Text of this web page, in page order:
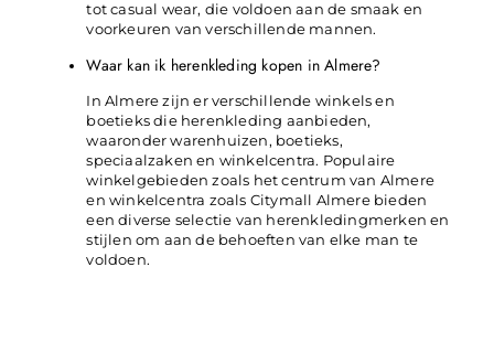
tot casual wear, die voldoen aan de smaak en
voorkeuren van verschillende mannen.
Waar kan ik herenkleding kopen in Almere?
In Almere zijn er verschillende winkels en
boetieks die herenkleding aanbieden,
waaronder warenhuizen, boetieks,
speciaalzaken en winkelcentra. Populaire
winkelgebieden zoals het centrum van Almere
en winkelcentra zoals Citymall Almere bieden
een diverse selectie van herenkledingmerken en
stijlen om aan de behoeften van elke man te
voldoen.